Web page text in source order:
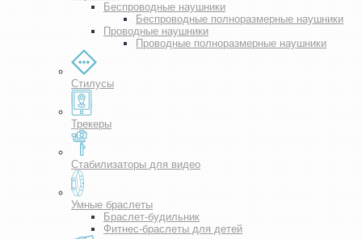
Беспроводные наушники
Беспроводные полноразмерные наушники
Проводные наушники
Проводные полноразмерные наушники
Стилусы
Трекеры
Стабилизаторы для видео
Умные браслеты
Браслет-будильник
Фитнес-браслеты для детей